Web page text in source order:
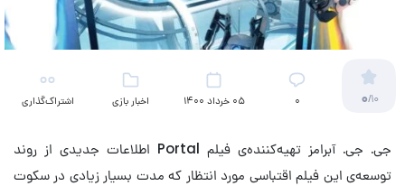
0/10 ۰ 05 خرداد 1400 اخبار بازی اشتراک‌گذاری
جی. جی. آبرامز تهیه‌کننده‌ی فیلم Portal اطلاعات جدیدی از روند
توسعه‌ی این فیلم اقتباسی مورد انتظار که مدت بسیار زیادی در سکوت